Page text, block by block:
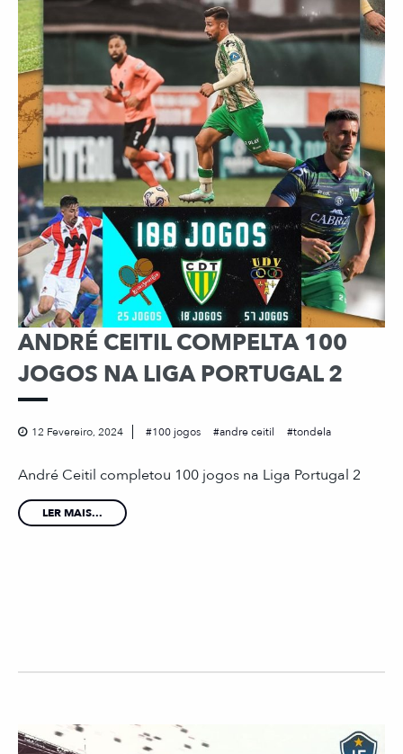
ANDRÉ CEITIL COMPELTA 100
JOGOS NA LIGA PORTUGAL 2
12 Fevereiro, 2024 100 jogos andre ceitil tondela
André Ceitil completou 100 jogos na Liga Portugal 2
LER MAIS...